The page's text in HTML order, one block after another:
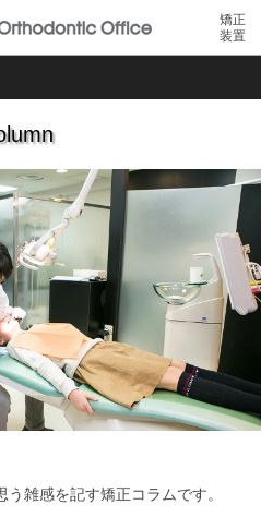
矯正
装置
雑感を記す矯正コラムです。